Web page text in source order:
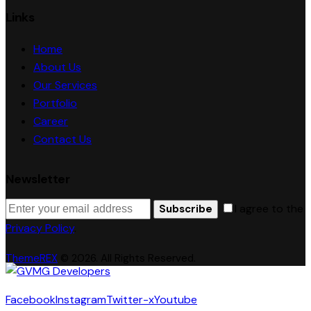
Home
About Us
Our Services
Portfolio
Career
Contact Us
Subscribe
Privacy Policy.
ThemeREX
FacebookInstagramTwitter-xYoutube